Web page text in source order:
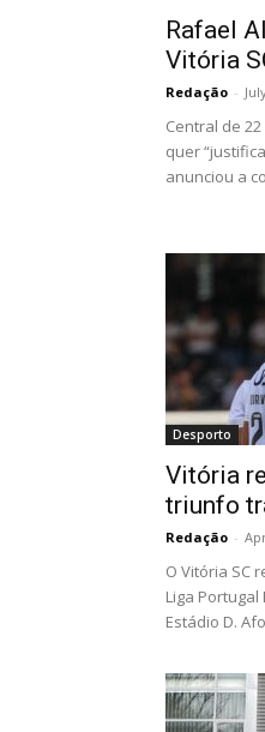
Rafael
Vitória
Redação -
Central de
quer
anunciou a
Desporto
Vitória
triunfo
Redação -
O Vitória SC
Liga Portugal
Estádio D.